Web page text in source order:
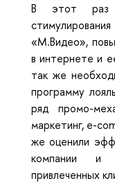
В этот раз
«М.Видео»,
в интернете и
так же
программу
ряд промо-
маркетинг, e-
же оценили
компании и
привлеченных